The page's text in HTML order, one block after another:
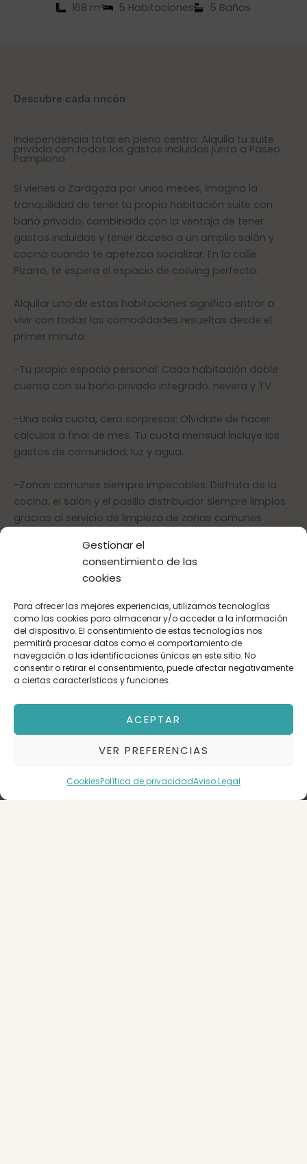
Gestionar el
consentimiento de las
cookies
Para ofrecer las mejores experiencias, utilizamos tecnologías
como las cookies para almacenar y/o acceder a la información
del dispositivo. El consentimiento de estas tecnologías nos
permitirá procesar datos como el comportamiento de
navegación o las identificaciones únicas en este sitio. No
consentir o retirar el consentimiento, puede afectar negativamente
a ciertas características y funciones.
ACEPTAR
VER PREFERENCIAS
CookiesPolítica de privacidadAviso Legal
168 m² 5 Habitaciones 5 Baños
Descubre cada rincón
Independencia total en pleno centro: Alquila tu suite
privada con todos los gastos incluidos junto a Paseo
Pamplona
Si vienes a Zaragoza por unos meses, imagina la
tranquilidad de tener tu propia habitación suite con
baño privado, combinada con la ventaja de tener
gastos incluidos y tener acceso a un amplio salón y
cocina cuando te apetezca socializar. En la calle
Pizarro, te espera el espacio de coliving perfecto.
Alquilar una de estas habitaciones significa entrar a
vivir con todas las comodidades resueltas desde el
primer minuto:
-Tu propio espacio personal: Cada habitación doble
cuenta con su baño privado integrado. nevera y TV
-Una sola cuota, cero sorpresas: Olvídate de hacer
cálculos a final de mes. Tu cuota mensual incluye los
gastos de comunidad, luz y agua.
-Zonas comunes siempre impecables: Disfruta de la
cocina, el salón y el pasillo distribuidor siempre limpios
gracias al servicio de limpieza de zonas comunes
-Clima a tu medida y ropa siempre lista: Controla la
temperatura de tu espacio con tu propio split de aire
acondicionado (frío/calor) y olvídate de los
tendederos por la casa gracias al cuarto de lavandería
independiente con lavadora y secadora.
Condiciones del alquiler temporal:
Estancias flexibles desde 3 meses hasta un máximo de
No se admiten mascotas.
¿Buscas la privacidad de un estudio pero con las
doble hoy mismo. Escríbenos para concertar una visita